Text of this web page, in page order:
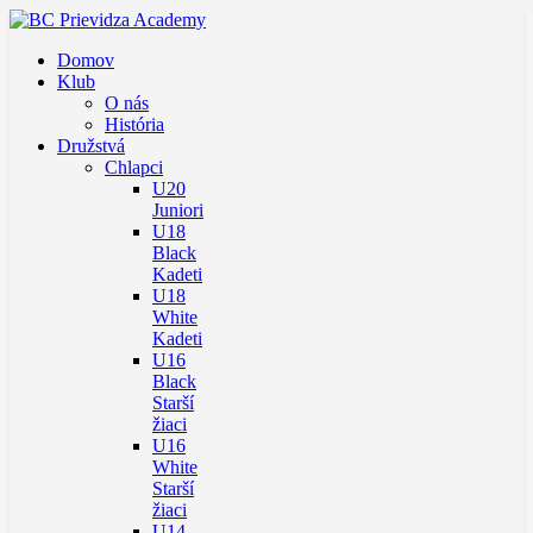
Domov
Klub
O nás
História
Družstvá
Chlapci
U20
Juniori
U18
Black
Kadeti
U18
White
Kadeti
U16
Black
Starší
žiaci
U16
White
Starší
žiaci